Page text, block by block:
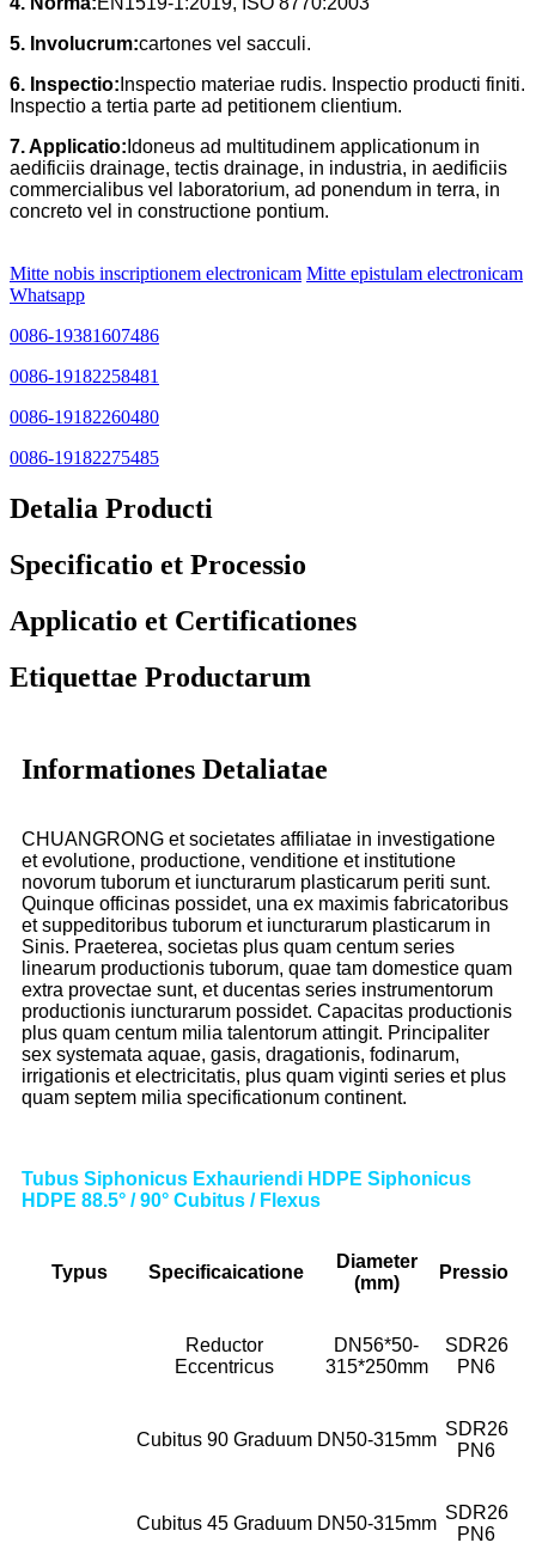
5. Involucrum:cartones vel sacculi.
6. Inspectio: Inspectio materiae rudis. Inspectio producti finiti.
Inspectio a tertia parte ad petitionem clientium.
7. Applicatio: Idoneus ad multitudinem applicationum in
aedificiis drainage, tectis drainage, in industria, in aedificiis
commercialibus vel laboratorium, ad ponendum in terra, in
concreto vel in constructione pontium.
Mitte nobis inscriptionem electronicam Mitte epistulam electronicam
Whatsapp
0086-19381607486
0086-19182258481
0086-19182260480
0086-19182275485
Detalia Producti
Specificatio et Processio
Applicatio et Certificationes
Etiquettae Productarum
Informationes Detaliatae
CHUANGRONG et societates affiliatae in investigatione
et evolutione, productione, venditione et institutione
novorum tuborum et iuncturarum plasticarum periti sunt.
Quinque officinas possidet, una ex maximis fabricatoribus
et suppeditoribus tuborum et iuncturarum plasticarum in
Sinis. Praeterea, societas plus quam centum series
linearum productionis tuborum, quae tam domestice quam
extra provectae sunt, et ducentas series instrumentorum
productionis iuncturarum possidet. Capacitas productionis
plus quam centum milia talentorum attingit. Principaliter
sex systemata aquae, gasis, dragationis, fodinarum,
irrigationis et electricitatis, plus quam viginti series et plus
quam septem milia specificationum continent.
Tubus Siphonicus Exhauriendi HDPE Siphonicus
HDPE 88.5° / 90° Cubitus / Flexus
Typus Specificaicatione
Diameter
(mm)
Pressio
Reductor
Eccentricus
DN56*50-
315*250mm
SDR26
PN6
Cubitus 90 Graduum DN50-315mm
SDR26
PN6
Cubitus 45 Graduum DN50-315mm
SDR26
PN6